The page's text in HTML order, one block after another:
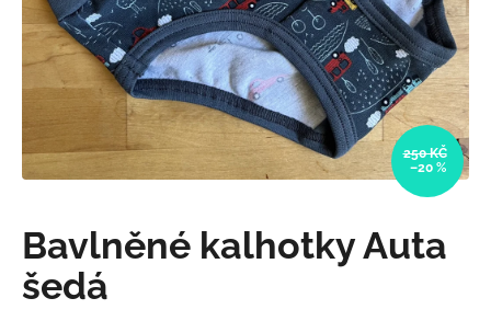
Bavlněné kalhotky Auta
šedá
250 KČ
–20 %
a
j
í
HLEDAT